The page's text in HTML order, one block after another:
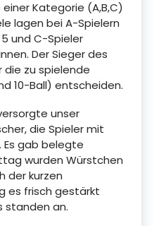
Kategorie (A,B,C)
lagen bei A-Spielern
und C-Spieler
Der Sieger des
zu spielende
10-Ball) entscheiden.
unser
die Spieler mit
Es gab belegte
wurden Würstchen
der kurzen
es frisch gestärkt
standen an.